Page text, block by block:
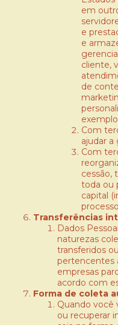
em
e
e
cliente,
de
Com
ajudar a
Com
cessão,
toda ou
capital
Transferências
Dados
naturezas
transferidos
pertencentes
empresas
acordo com
Forma de coleta
Quando você
ou recuperar